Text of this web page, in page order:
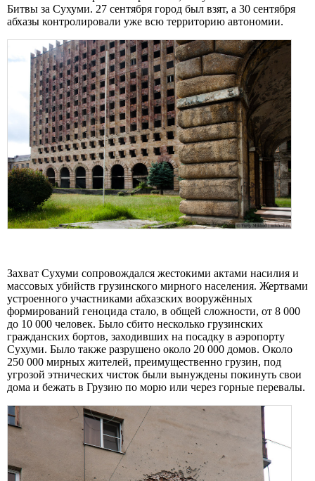
Битвы за Сухуми. 27 сентября город был взят, а 30 сентября
абхазы контролировали уже всю территорию автономии.
Захват Сухуми сопровождался жестокими актами насилия и
массовых убийств грузинского мирного населения. Жертвами
устроенного участниками абхазских вооружённых
формирований геноцида стало, в общей сложности, от 8 000
до 10 000 человек. Было сбито несколько грузинских
гражданских бортов, заходивших на посадку в аэропорту
Сухуми. Было также разрушено около 20 000 домов. Около
250 000 мирных жителей, преимущественно грузин, под
угрозой этнических чисток были вынуждены покинуть свои
дома и бежать в Грузию по морю или через горные перевалы.